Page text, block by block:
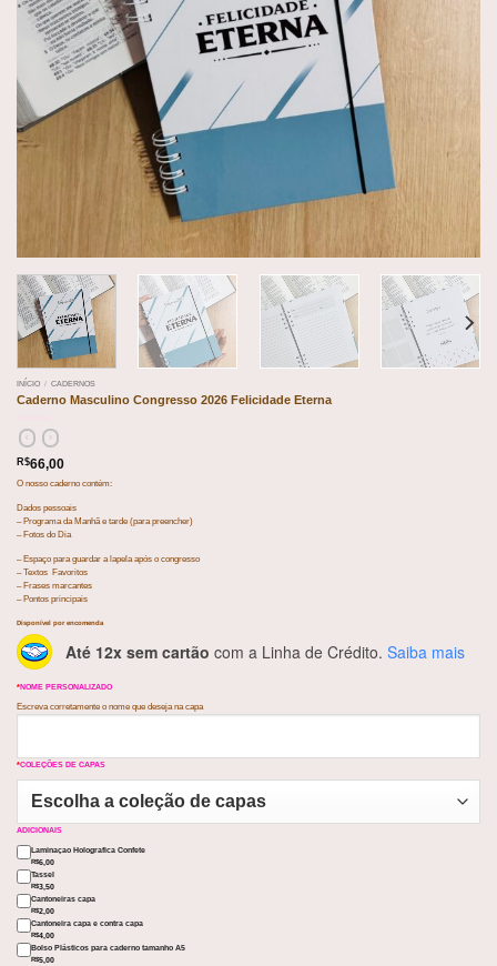
INÍCIO / CADERNOS
Caderno Masculino Congresso 2026 Felicidade Eterna
R$66,00
O nosso caderno contém:
Dados pessoais
– Programa da Manhã e tarde (para preencher)
– Fotos do Dia
– Espaço para guardar a lapela após o congresso
– Textos Favoritos
– Frases marcantes
– Pontos principais
Disponível por encomenda
Até 12x sem cartão com a Linha de Crédito. Saiba mais
*NOME PERSONALIZADO
Escreva corretamente o nome que deseja na capa
*COLEÇÕES DE CAPAS
ADICIONAIS
Laminaçao Holografica Confete
R$6,00
Tassel
R$3,50
Cantoneiras capa
R$2,00
Cantoneira capa e contra capa
R$4,00
Bolso Plásticos para caderno tamanho A5
R$5,00